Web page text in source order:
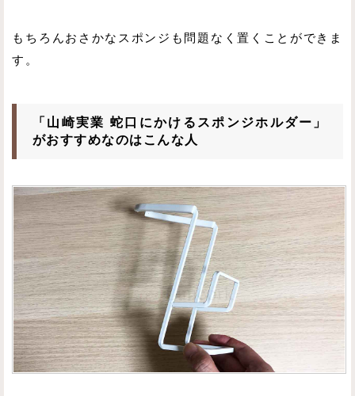
もちろんおさかなスポンジも問題なく置くことができま
す。
「山崎実業 蛇口にかけるスポンジホルダー」
がおすすめなのはこんな人